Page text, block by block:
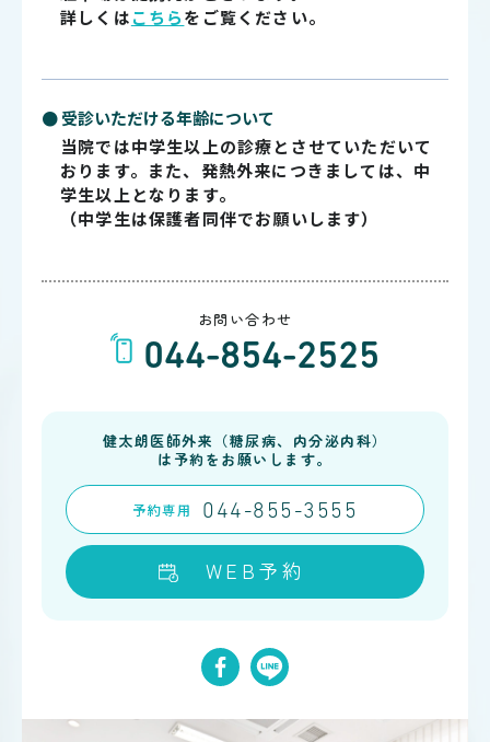
詳しくはこちらをご覧ください。
● 受診いただける年齢について
当院では中学生以上の診療とさせていただいて
おります。また、発熱外来につきましては、中
学生以上となります。
（中学生は保護者同伴でお願いします）
お問い合わせ
044-854-2525
健太朗医師外来（糖尿病、内分泌内科）
は予約をお願いします。
予約専用 044-855-3555
WEB予約